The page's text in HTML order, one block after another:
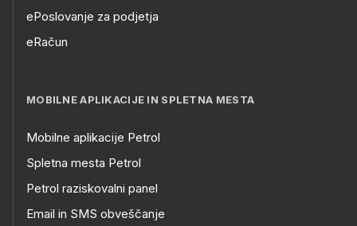
ePoslovanje za podjetja
eRačun
MOBILNE APLIKACIJE IN SPLETNA MESTA
Mobilne aplikacije Petrol
Spletna mesta Petrol
Petrol raziskovalni panel
Email in SMS obveščanje